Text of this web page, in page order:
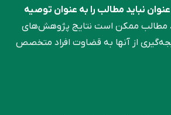
نباید مطالب را به عنوان توصیه
مطالب ممکن است نتایج پژوهش‌های
از آنها به قضاوت افراد متخصص